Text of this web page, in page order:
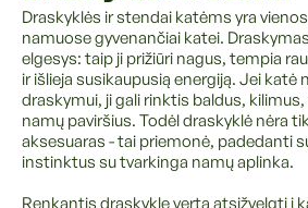
Draskyklės ir stendai katėms yra
namuose gyvenančiai katei.
elgesys: taip ji prižiūri nagus, tempia
ir išlieja susikaupusią energiją. Jei
draskymui, ji gali rinktis baldus,
namų paviršius. Todėl draskyklė nėra
aksesuaras - tai priemonė, padedanti
instinktus su tvarkinga namų aplinka.
Renkantis draskyklę verta atsižvelgti į